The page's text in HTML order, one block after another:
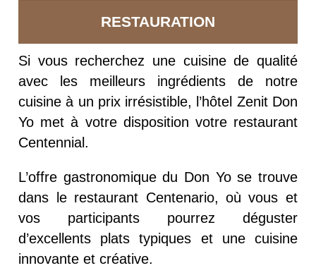
RESTAURATION
Si vous recherchez une cuisine de qualité
avec les meilleurs ingrédients de notre
cuisine à un prix irrésistible, l’hôtel Zenit Don
Yo met à votre disposition votre restaurant
Centennial.
L’offre gastronomique du Don Yo se trouve
dans le restaurant Centenario, où vous et
vos participants pourrez déguster
d’excellents plats typiques et une cuisine
innovante et créative.